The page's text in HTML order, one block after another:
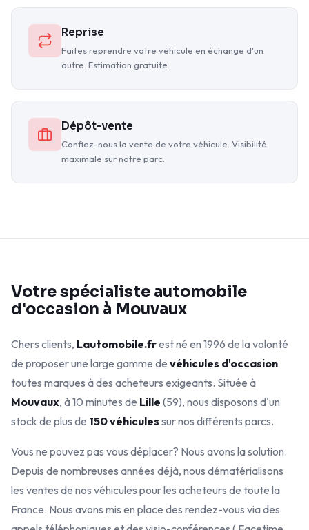
Reprise
Faites reprendre votre véhicule en échange d'un
autre. Estimation gratuite.
Dépôt-vente
Confiez-nous la vente de votre véhicule. Visibilité
maximale sur notre parc.
Votre spécialiste automobile
d'occasion à Mouvaux
Chers clients, Lautomobile.frest né en 1996 de la volonté
de proposer une large gamme de véhicules d'occasion
toutes marques à des acheteurs exigeants. Située à
Mouvaux, à 10 minutes de Lille (59), nous disposons d'un
stock de plus de 150 véhicules sur nos différents parcs.
Vous ne pouvez pas vous déplacer? Nous avons la solution.
Depuis de nombreuses années déjà, nous dématérialisons
les ventes de nos véhicules pour les acheteurs de toute la
France. Nous avons mis en place des rendez-vous via des